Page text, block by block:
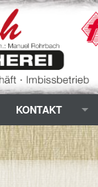
KONTAKT